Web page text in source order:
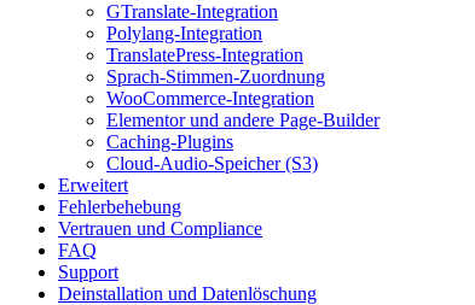
GTranslate-Integration
Polylang-Integration
TranslatePress-Integration
Sprach-Stimmen-Zuordnung
WooCommerce-Integration
Elementor und andere Page-Builder
Caching-Plugins
Cloud-Audio-Speicher (S3)
Erweitert
Fehlerbehebung
Vertrauen und Compliance
FAQ
Support
Deinstallation und Datenlöschung